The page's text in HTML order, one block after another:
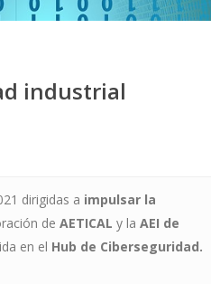
industrial
dirigidas a impulsar la
de AETICAL y la AEI de
en el Hub de Ciberseguridad.